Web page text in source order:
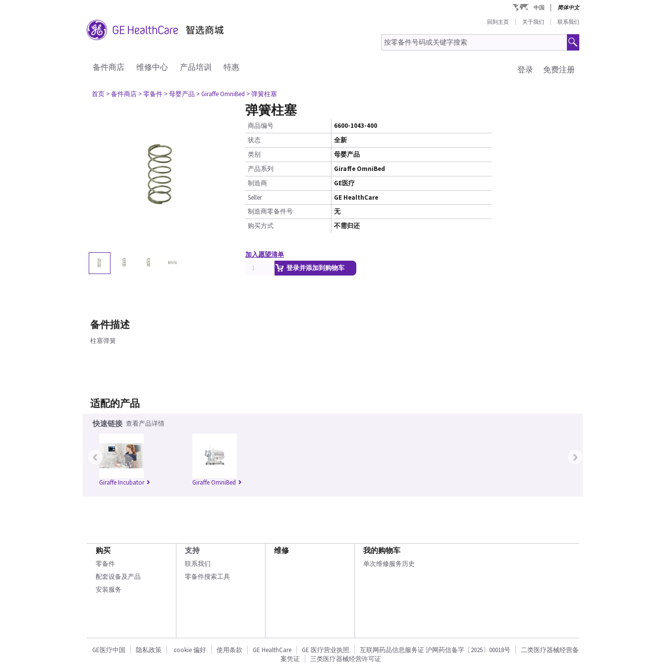
中国 简体中文
回到主页 关于我们 联系我们
备件商店 维修中心 产品培训 特惠 免费注册
登录
首页 > 备件商店 > 零备件 > 母婴产品 > Giraffe OmniBed > 弹簧柱塞
弹簧柱塞
商品编号
6600-1043-400
状态
全新
类别
母婴产品
产品系列
Giraffe OmniBed
制造商
GE医疗
Seller
GE HealthCare
制造商零备件号
无
购买方式
不需归还
加入愿望清单
登录并添加到购物车
备件描述
柱塞弹簧
适配的产品
快速链接 查看产品详情
Giraffe Incubator Giraffe OmniBed
‹ ›
购买
零备件
配套设备及产品
安装服务
支持
联系我们
零备件搜索工具
维修 我的购物车
单次维修服务历史
GE医疗中国 隐私政策 cookie 偏好 使用条款 GE HealthCare GE 医疗营业执照 互联网药品信息服务证 沪网药信备字〔2025〕00018号
二类医疗器械经营备
案凭证
三类医疗器械经营许可证